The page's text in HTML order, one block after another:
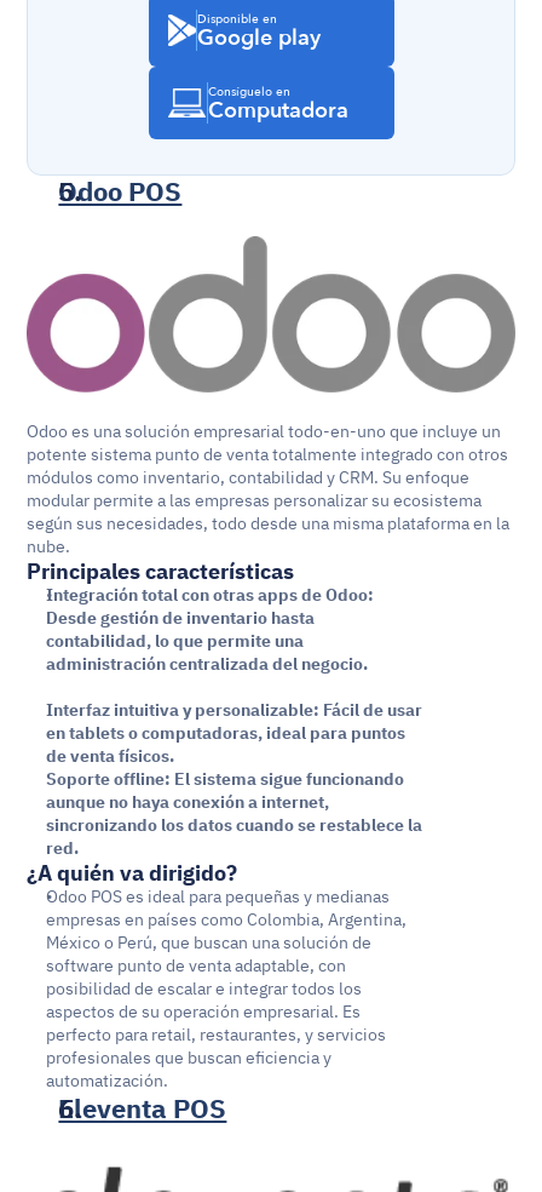
Disponible en
Google play
Consíguelo en
Computadora
Odoo POS
Odoo es una solución empresarial todo-en-uno que incluye un
potente sistema punto de venta totalmente integrado con otros
módulos como inventario, contabilidad y CRM. Su enfoque
modular permite a las empresas personalizar su ecosistema
según sus necesidades, todo desde una misma plataforma en la
nube.
Principales características
Integración total con otras apps de Odoo:
Desde gestión de inventario hasta
contabilidad, lo que permite una
administración centralizada del negocio.
Interfaz intuitiva y personalizable: Fácil de usar
en tablets o computadoras, ideal para puntos
de venta físicos.
Soporte offline: El sistema sigue funcionando
aunque no haya conexión a internet,
sincronizando los datos cuando se restablece la
red.
¿A quién va dirigido?
Odoo POS es ideal para pequeñas y medianas
empresas en países como Colombia, Argentina,
México o Perú, que buscan una solución de
software punto de venta adaptable, con
posibilidad de escalar e integrar todos los
aspectos de su operación empresarial. Es
perfecto para retail, restaurantes, y servicios
profesionales que buscan eficiencia y
automatización.
Eleventa POS